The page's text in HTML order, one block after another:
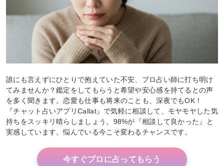
誰にも言えずにひとりで抱えていた不安、プロ占い師に打ち明け
てみませんか？鑑定をしてもらうと希望や安心感を持てるとの声
を多く聞きます。恋愛も仕事も将来のことも、深夜でもOK！
『チャット占いアプリCallat』で気軽に相談して、モヤモヤした気
持ちをスッキリ晴らしましょう。98%が『相談して良かった』と
実感しています。悩んでいる今こそ変わるチャンスです。
今すぐプロに占ってもらう